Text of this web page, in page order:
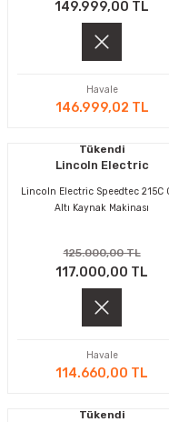
149.999,00 TL
Havale
146.999,02 TL
Tükendi
Lincoln Electric
Lincoln Electric Speedtec 215C
Altı Kaynak Makinası
125.000,00 TL
117.000,00 TL
Havale
114.660,00 TL
Tükendi